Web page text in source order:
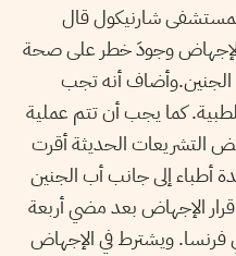
شارنيكول قال
الإجهاض وجودَ خطر على صحة
أنه تجب
الطبية. كما يجب أن تتم عملية
التشريعات الحديثة أقرت
أطباء إلى جانب أب الجنين
قرار الإجهاض بعد مضي أربعة
فرنسا. ويشترط في الإجهاض